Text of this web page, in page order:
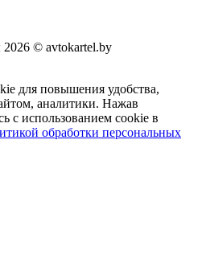
© avtokartel.by
для повышения удобства,
аналитики. Нажав
с использованием cookie в
обработки персональных